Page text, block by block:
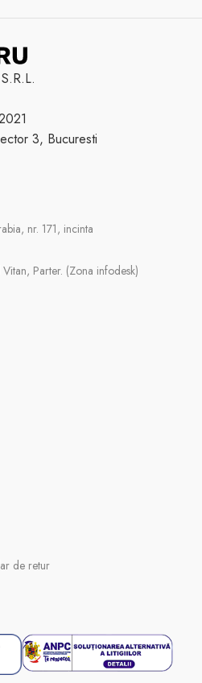
3, Bucuresti
nr. 171, incinta
Parter. (Zona infodesk)
de retur